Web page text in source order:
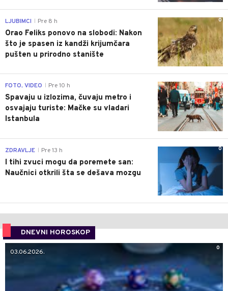
0
LJUBIMCI Pre 8 h
Orao Feliks ponovo na slobodi: Nakon
što je spasen iz kandži krijumčara
pušten u prirodno stanište
0
FOTO, VIDEO Pre 10 h
Spavaju u izlozima, čuvaju metro i
osvajaju turiste: Mačke su vladari
Istanbula
0
ZDRAVLJE Pre 13 h
I tihi zvuci mogu da poremete san:
Naučnici otkrili šta se dešava mozgu
DNEVNI HOROSKOP
0
03.06.2026.